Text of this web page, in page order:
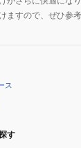
ますので、ぜひ参
ス
す